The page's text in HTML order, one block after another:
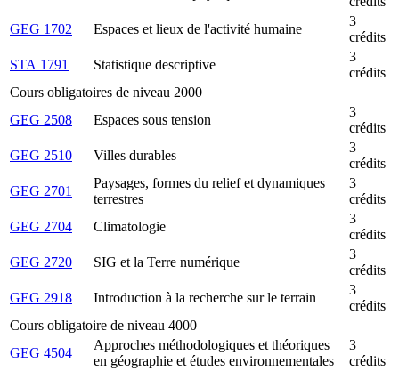
GEG 1702
Espaces et lieux de l'activité humaine
3
crédits
STA 1791
Statistique descriptive
3
crédits
Cours obligatoires de niveau 2000
GEG 2508
Espaces sous tension
3
crédits
GEG 2510
Villes durables
3
crédits
GEG 2701
Paysages, formes du relief et dynamiques
terrestres
3
crédits
GEG 2704
Climatologie
3
crédits
GEG 2720
SIG et la Terre numérique
3
crédits
GEG 2918
Introduction à la recherche sur le terrain
3
crédits
Cours obligatoire de niveau 4000
GEG 4504
Approches méthodologiques et théoriques
en géographie et études environnementales
3
crédits